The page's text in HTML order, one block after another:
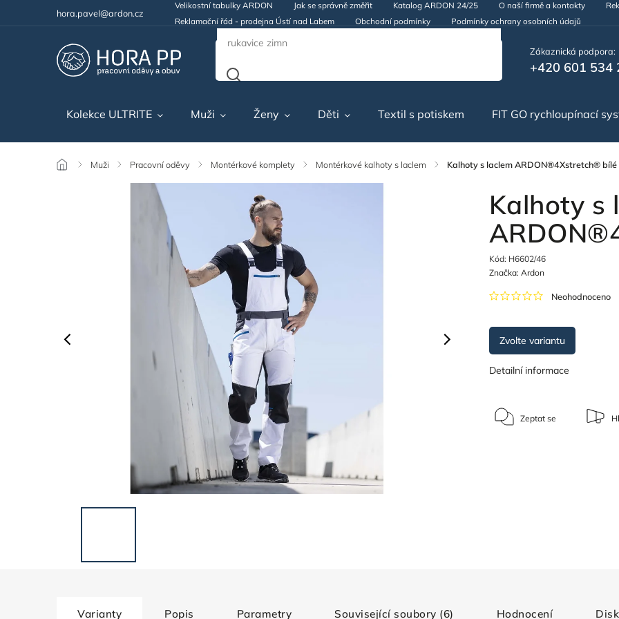
hora.pavel@ardon.cz
Velikostní tabulky ARDON Jak se správně změřit Katalog ARDON 24/25 O naší firmě a kontakty
Reklamační řád - prodejna Ústí nad Labem
Obchodní podmínky Podmínky ochrany osobních údajů
Zákaznická podpora:
+420 601 534
Kolekce ULTRITE Muži Ženy Děti Textil s potiskem FIT GO rychloupínací
/ Muži / Pracovní oděvy / Montérkové komplety / Montérkové kalhoty s laclem / Kalhoty s laclem ARDON®4Xstretch® bílé
Kalhoty s
Kód: H6602/46
Neohodnoceno
Značka: Ardon
Zvolte variantu
Detailní informace
Zeptat se
Varianty Popis Parametry Související soubory (6) Hodnocení